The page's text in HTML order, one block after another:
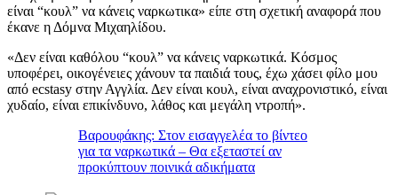
είναι “κουλ” να κάνεις ναρκωτικα» είπε στη σχετική αναφορά που
έκανε η Δόμνα Μιχαηλίδου.
«Δεν είναι καθόλου “κουλ” να κάνεις ναρκωτικά. Κόσμος
υποφέρει, οικογένειες χάνουν τα παιδιά τους, έχω χάσει φίλο μου
από ecstasy στην Αγγλία. Δεν είναι κουλ, είναι αναχρονιστικό, είναι
χυδαίο, είναι επικίνδυνο, λάθος και μεγάλη ντροπή».
Βαρουφάκης: Στον εισαγγελέα το βίντεο
για τα ναρκωτικά – Θα εξεταστεί αν
προκύπτουν ποινικά αδικήματα